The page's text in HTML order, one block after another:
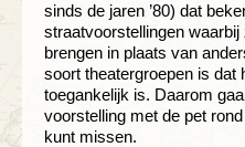
sinds de jaren ’80) dat
straatvoorstellingen
brengen in plaats van
soort theatergroepen is dat
toegankelijk is. Daarom
voorstelling met de pet
kunt missen.